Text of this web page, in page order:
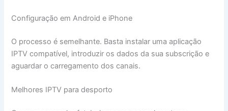
Configuração em Android e iPhone
O processo é semelhante. Basta instalar uma aplicação
IPTV compatível, introduzir os dados da sua subscrição e
aguardar o carregamento dos canais.
Melhores IPTV para desporto